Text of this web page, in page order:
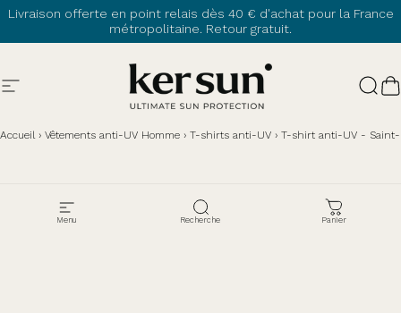
Passer au contenu
Livraison offerte en point relais dès 40 € d'achat pour la France
métropolitaine. Retour gratuit.
Navigation Ker Sun
Menu Recherche Panier
Accueil› Vêtements anti-UV Homme › T-shirts anti-UV › T-shirt anti-UV - Saint-